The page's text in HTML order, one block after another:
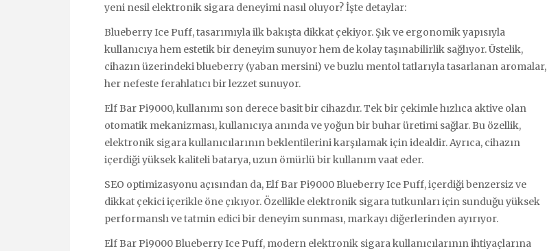
yeni nesil elektronik sigara deneyimi nasıl oluyor? İşte detaylar:
Blueberry Ice Puff, tasarımıyla ilk bakışta dikkat çekiyor. Şık ve ergonomik yapısıyla
kullanıcıya hem estetik bir deneyim sunuyor hem de kolay taşınabilirlik sağlıyor. Üstelik,
cihazın üzerindeki blueberry (yaban mersini) ve buzlu mentol tatlarıyla tasarlanan aromalar,
her nefeste ferahlatıcı bir lezzet sunuyor.
Elf Bar Pi9000, kullanımı son derece basit bir cihazdır. Tek bir çekimle hızlıca aktive olan
otomatik mekanizması, kullanıcıya anında ve yoğun bir buhar üretimi sağlar. Bu özellik,
elektronik sigara kullanıcılarının beklentilerini karşılamak için idealdir. Ayrıca, cihazın
içerdiği yüksek kaliteli batarya, uzun ömürlü bir kullanım vaat eder.
SEO optimizasyonu açısından da, Elf Bar Pi9000 Blueberry Ice Puff, içerdiği benzersiz ve
dikkat çekici içerikle öne çıkıyor. Özellikle elektronik sigara tutkunları için sunduğu yüksek
performanslı ve tatmin edici bir deneyim sunması, markayı diğerlerinden ayırıyor.
Elf Bar Pi9000 Blueberry Ice Puff, modern elektronik sigara kullanıcılarının ihtiyaçlarına